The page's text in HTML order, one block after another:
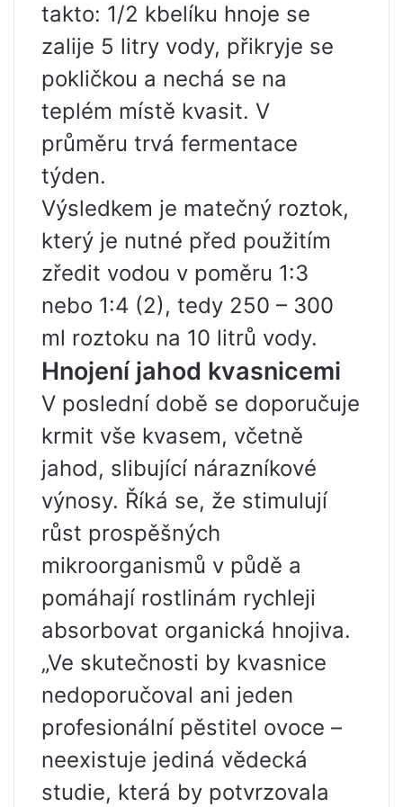
takto: 1/2 kbelíku hnoje se
zalije 5 litry vody, přikryje se
pokličkou a nechá se na
teplém místě kvasit. V
průměru trvá fermentace
týden.
Výsledkem je matečný roztok,
který je nutné před použitím
zředit vodou v poměru 1:3
nebo 1:4 (2), tedy 250 – 300
ml roztoku na 10 litrů vody.
Hnojení jahod kvasnicemi
V poslední době se doporučuje
krmit vše kvasem, včetně
jahod, slibující nárazníkové
výnosy. Říká se, že stimulují
růst prospěšných
mikroorganismů v půdě a
pomáhají rostlinám rychleji
absorbovat organická hnojiva.
„Ve skutečnosti by kvasnice
nedoporučoval ani jeden
profesionální pěstitel ovoce –
neexistuje jediná vědecká
studie, která by potvrzovala